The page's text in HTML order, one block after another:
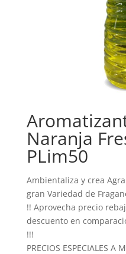
Naranja
PLim50
Ambientaliza y crea
gran Variedad de
!! Aprovecha precio
descuento en
!!!
PRECIOS ESPECIALES A